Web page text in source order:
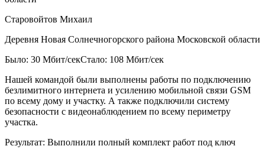
Старовойтов Михаил
Деревня Новая Солнечногорского района Московской области
Было: 30 Мбит/секСтало: 108 Мбит/сек
Нашей командой были выполнены работы по подключению
безлимитного интернета и усилению мобильной связи GSM
по всему дому и участку. А также подключили систему
безопасности с видеонаблюдением по всему периметру
участка.
Результат: Выполнили полный комплект работ под ключ